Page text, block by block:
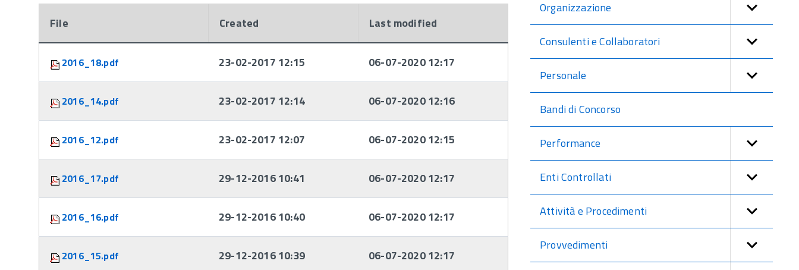
File Created Last modified
2016_18.pdf 23-02-2017 12:15 06-07-2020 12:17
2016_14.pdf 23-02-2017 12:14 06-07-2020 12:16
2016_12.pdf 23-02-2017 12:07 06-07-2020 12:15
2016_17.pdf 29-12-2016 10:41 06-07-2020 12:17
2016_16.pdf 29-12-2016 10:40 06-07-2020 12:17
2016_15.pdf 29-12-2016 10:39 06-07-2020 12:17
Organizzazione
Consulenti e Collaboratori
Personale
Bandi di Concorso
Performance
Enti Controllati
Attività e Procedimenti
Provvedimenti